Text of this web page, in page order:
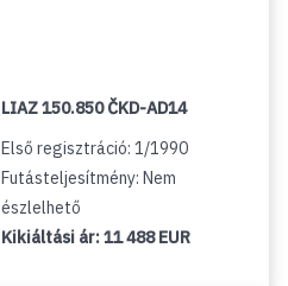
LIAZ 150.850 ČKD-AD14
Első regisztráció: 1/1990
Futásteljesítmény: Nem
észlelhető
Kikiáltási ár:11 488 EUR